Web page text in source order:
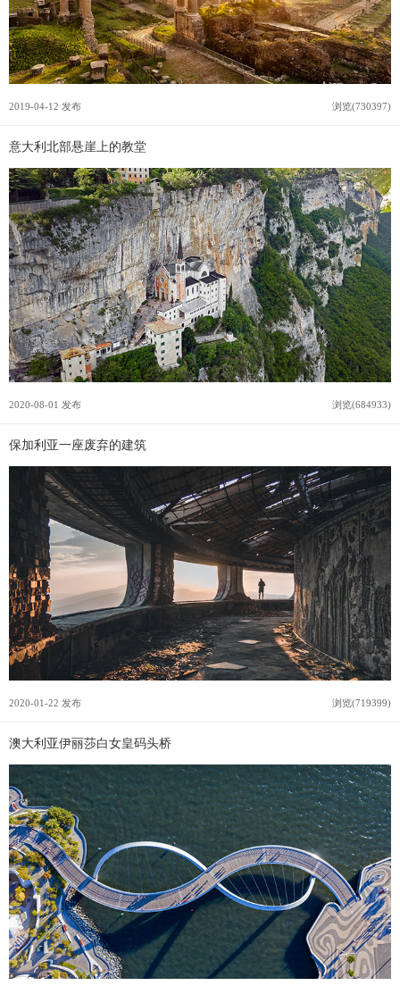
2019-04-12 发布 浏览(730397)
意大利北部悬崖上的教堂
2020-08-01 发布 浏览(684933)
保加利亚一座废弃的建筑
2020-01-22 发布 浏览(719399)
澳大利亚伊丽莎白女皇码头桥